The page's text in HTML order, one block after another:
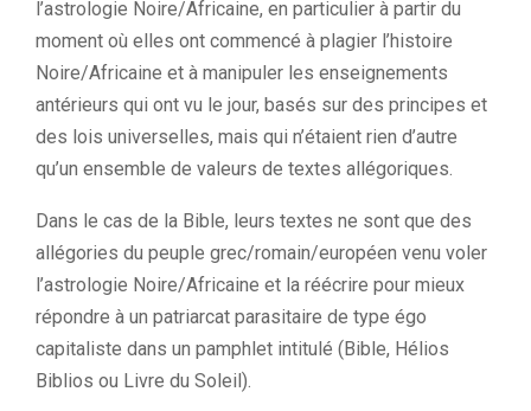
l’astrologie Noire/Africaine, en particulier à partir du
moment où elles ont commencé à plagier l’histoire
Noire/Africaine et à manipuler les enseignements
antérieurs qui ont vu le jour, basés sur des principes et
des lois universelles, mais qui n’étaient rien d’autre
qu’un ensemble de valeurs de textes allégoriques.
Dans le cas de la Bible, leurs textes ne sont que des
allégories du peuple grec/romain/européen venu voler
l’astrologie Noire/Africaine et la réécrire pour mieux
répondre à un patriarcat parasitaire de type égo
capitaliste dans un pamphlet intitulé (Bible, Hélios
Biblios ou Livre du Soleil).